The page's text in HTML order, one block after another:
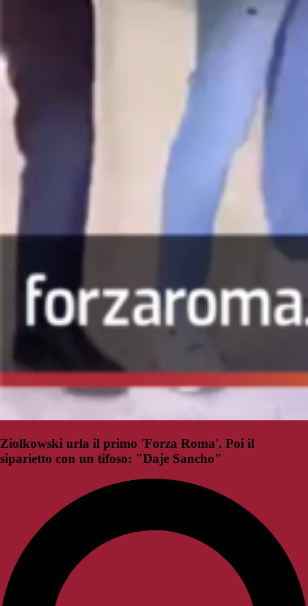
Ziolkowski urla il primo 'Forza Roma'. Poi il
siparietto con un tifoso: "Daje Sancho"